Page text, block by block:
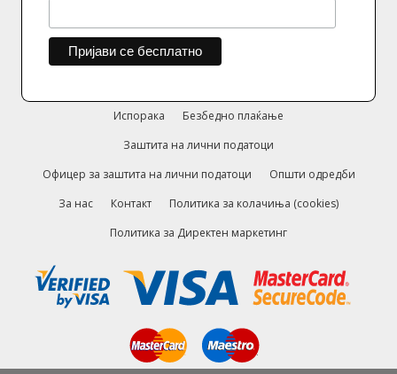
Испорака
Безбедно плаќање
Заштита на лични податоци
Офицер за заштита на лични податоци
Општи одредби
За нас
Контакт
Политика за колачиња (cookies)
Политика за Директен маркетинг